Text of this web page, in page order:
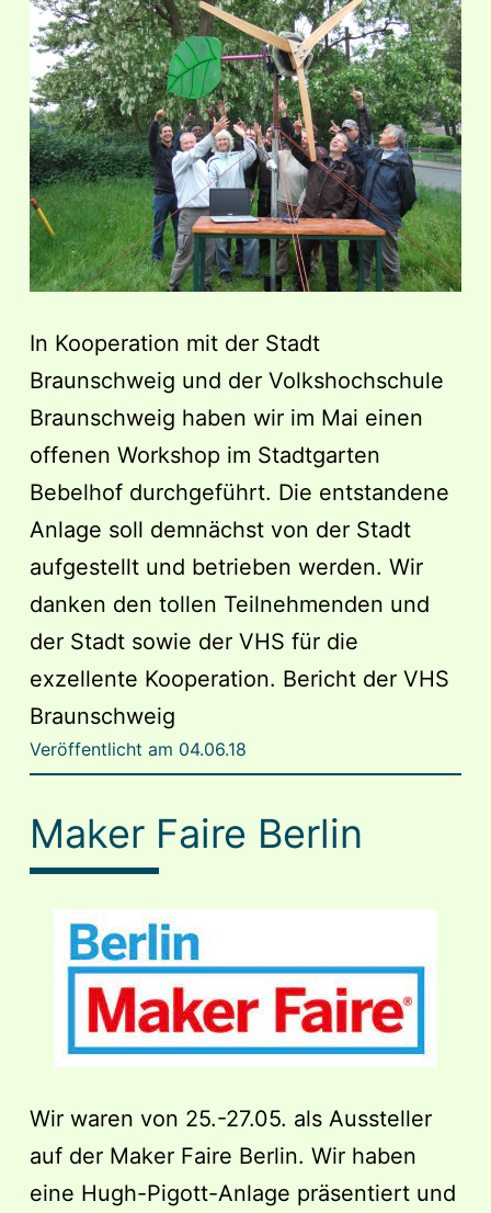
In Kooperation mit der Stadt
Braunschweig und der Volkshochschule
Braunschweig haben wir im Mai einen
offenen Workshop im Stadtgarten
Bebelhof durchgeführt. Die entstandene
Anlage soll demnächst von der Stadt
aufgestellt und betrieben werden. Wir
danken den tollen Teilnehmenden und
der Stadt sowie der VHS für die
exzellente Kooperation. Bericht der VHS
Braunschweig
Veröffentlicht am 04.06.18
Maker Faire Berlin
Wir waren von 25.-27.05. als Aussteller
auf der Maker Faire Berlin. Wir haben
eine Hugh-Pigott-Anlage präsentiert und